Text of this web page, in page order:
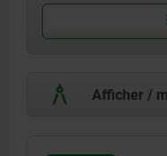
Afficher /